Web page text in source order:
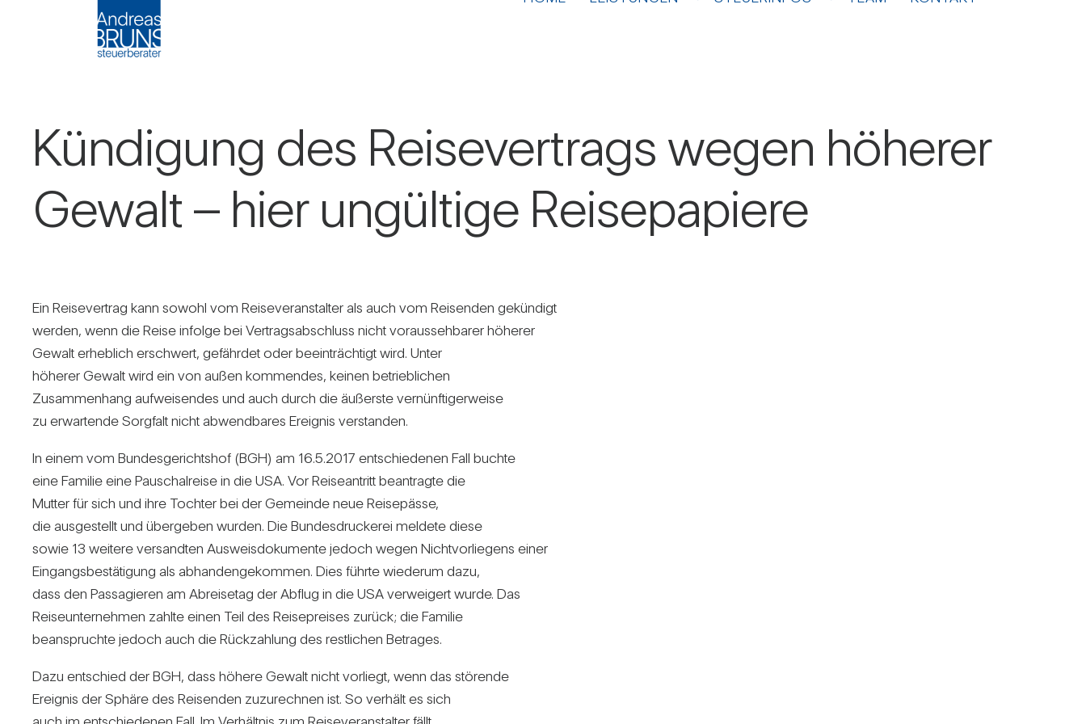
Kün­di­gung des Rei­se­ver­trags wegen höherer
Gewalt – hier ungül­tige Rei­se­pa­piere
Ein Rei­se­ver­trag kann sowohl vom Rei­se­ver­an­stalter als auch vom Rei­senden gekün­digt
werden, wenn die Reise infolge bei Ver­trags­ab­schluss nicht vor­aus­seh­barer höherer
Gewalt erheb­lich erschwert, gefährdet oder beein­träch­tigt wird. Unter
höherer Gewalt wird ein von außen kom­mendes, keinen betrieb­li­chen
Zusam­men­hang auf­wei­sendes und auch durch die äußerste ver­nünf­ti­ger­weise
zu erwar­tende Sorg­falt nicht abwend­bares Ereignis ver­standen.
In einem vom Bun­des­ge­richtshof (BGH) am 16.5.2017 ent­schie­denen Fall buchte
eine Familie eine Pau­schal­reise in die USA. Vor Rei­se­an­tritt bean­tragte die
Mutter für sich und ihre Tochter bei der Gemeinde neue Rei­se­pässe,
die aus­ge­stellt und über­geben wurden. Die Bun­des­dru­ckerei mel­dete diese
sowie 13 wei­tere ver­sandten Aus­weis­do­ku­mente jedoch wegen Nicht­vor­lie­gens einer
Ein­gangs­be­stä­ti­gung als abhan­den­ge­kommen. Dies führte wie­derum dazu,
dass den Pas­sa­gieren am Abrei­setag der Abflug in die USA ver­wei­gert wurde. Das
Rei­se­un­ter­nehmen zahlte einen Teil des Rei­se­preises zurück; die Familie
bean­spruchte jedoch auch die Rück­zah­lung des rest­li­chen Betrages.
Dazu ent­schied der BGH, dass höhere Gewalt nicht vor­liegt, wenn das stö­rende
Ereignis der Sphäre des Rei­senden zuzu­rechnen ist. So ver­hält es sich